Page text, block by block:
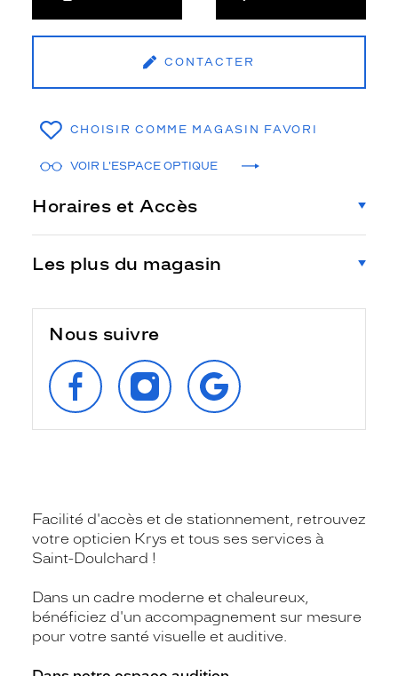
CONTACTER
CHOISIR COMME MAGASIN FAVORI
VOIR L'ESPACE OPTIQUE
Horaires et Accès
Les plus du magasin
Nous suivre
SUIVEZ‑NOUS
SUR
FACEBOOK
SUIVEZ‑NOUS
SUR
INSTAGRAM
RETROUVEZ‑NOUS
SUR
GOOGLE
Facilité d'accès et de stationnement, retrouvez
votre opticien Krys et tous ses services à
Saint-Doulchard !
Dans un cadre moderne et chaleureux,
bénéficiez d'un accompagnement sur mesure
pour votre santé visuelle et auditive.